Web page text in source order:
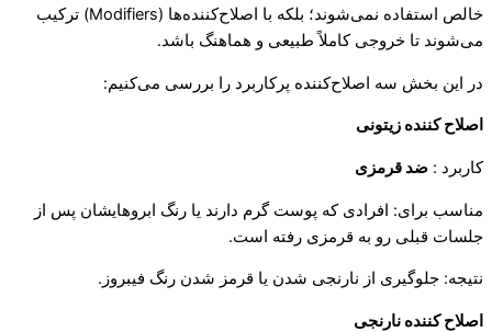
خالص استفاده نمی‌شوند؛ بلکه با اصلاح‌کننده‌ها (Modifiers) ترکیب
می‌شوند تا خروجی کاملاً طبیعی و هماهنگ باشد.
در این بخش سه اصلاح‌کننده پرکاربرد را بررسی می‌کنیم:
اصلاح‌ کننده زیتونی
کاربرد : ضد قرمزی
مناسب برای: افرادی که پوست گرم دارند یا رنگ ابروهایشان پس از
جلسات قبلی رو به قرمزی رفته است.
نتیجه: جلوگیری از نارنجی شدن یا قرمز شدن رنگ فیبروز.
اصلاح‌ کننده نارنجی